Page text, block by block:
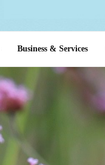
Business & Services